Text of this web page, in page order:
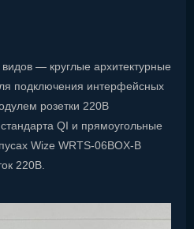
— круглые архитектурные
подключения интерфейсных
розетки 220В
QI и прямоугольные
Wize WRTS-06BOX-B
220В.